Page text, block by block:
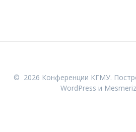
© 2026 Конференции КГМУ.
WordPress и